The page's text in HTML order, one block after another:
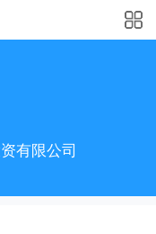
有限公司